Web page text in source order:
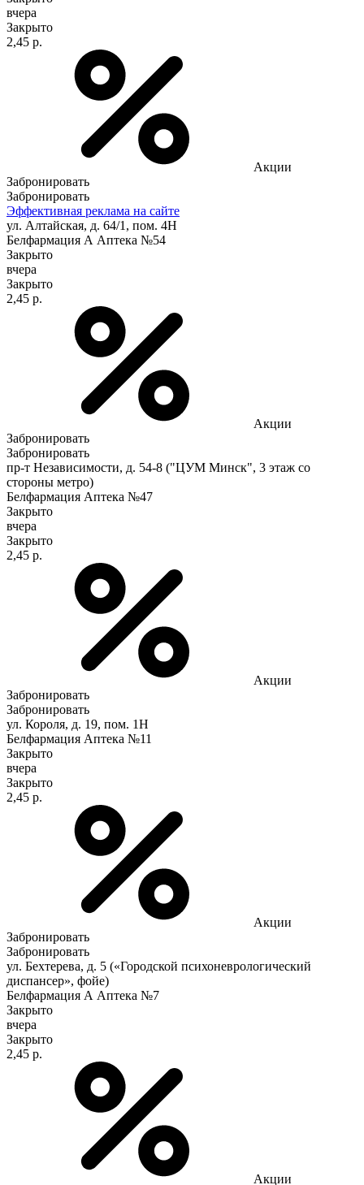
вчера
Закрыто
2,45 р.
Акции
Забронировать
Забронировать
Эффективная реклама на сайте
ул. Алтайская, д. 64/1, пом. 4Н
Белфармация А Аптека №54
Закрыто
вчера
Закрыто
2,45 р.
Акции
Забронировать
Забронировать
пр-т Независимости, д. 54-8 ("ЦУМ Минск", 3 этаж со
стороны метро)
Белфармация Аптека №47
Закрыто
вчера
Закрыто
2,45 р.
Акции
Забронировать
Забронировать
ул. Короля, д. 19, пом. 1Н
Белфармация Аптека №11
Закрыто
вчера
Закрыто
2,45 р.
Акции
Забронировать
Забронировать
ул. Бехтерева, д. 5 («Городской психоневрологический
диспансер», фойе)
Белфармация А Аптека №7
Закрыто
вчера
Закрыто
2,45 р.
Акции